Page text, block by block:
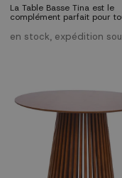
La Table Basse Tina est le
complément parfait pour
cette table au design
est à la fois élégante et
verni. Design rond avec
entrelacé unique.
50 cm |...
en stock, expédition